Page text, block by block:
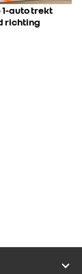
auto trekt
richting